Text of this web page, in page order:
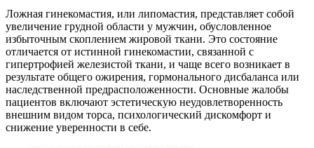
Ложная гинекомастия, или липомастия, представляет собой
увеличение грудной области у мужчин, обусловленное
избыточным скоплением жировой ткани. Это состояние
отличается от истинной гинекомастии, связанной с
гипертрофией железистой ткани, и чаще всего возникает в
результате общего ожирения, гормонального дисбаланса или
наследственной предрасположенности. Основные жалобы
пациентов включают эстетическую неудовлетворенность
внешним видом торса, психологический дискомфорт и
снижение уверенности в себе.